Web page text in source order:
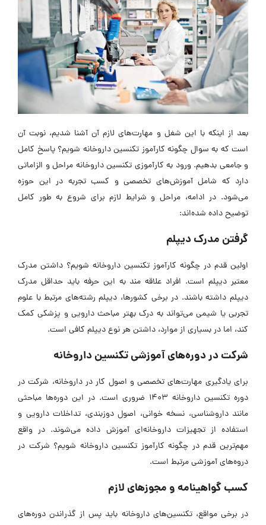
بعد از اینکه با این شغل و مهارت‌های لازم آن آشنا شدیم، نوبت آن
است که به سوال چگونه کارآموز تکنسین داروخانه شویم؟ پاسخ کامل
و جامعی بدهیم. ورود به کارآموزی تکنسین داروخانه مراحل و الزاماتی
دارد که شامل آموزش‌های تخصصی و کسب تجربه در این حوزه
می‌شود. در ادامه، مراحل و شرایط لازم برای شروع به‌ طور کامل
توضیح داده شده‌اند:
گرفتن مدرک دیپلم
اولین قدم در چگونه کارآموز تکنسین داروخانه شویم؟ داشتن مدرک
معتبر دیپلم است. افراد علاقه مند به این حرفه باید حداقل مدرک
دیپلم داشته باشند. در برخی کشورها، دیپلم رشته‌های مرتبط با علوم
تجربی یا شیمی می‌تواند به درک بهتر مباحث دارویی و پزشکی کمک
کند، اما در بسیاری از موارد، داشتن هر نوع دیپلم کافی است.
شرکت در دوره‌های آموزشی تکنسین داروخانه
برای یادگیری مهارت‌های تخصصی و اصول کار در داروخانه، شرکت در
دوره تکنسین داروخانه 1403
ضروری است. در این دوره‌ها مباحثی
مانند داروشناسی، نسخه خوانی، اصول دوزبندی، تداخلات دارویی و
استفاده از تجهیزات داروخانه‌ای آموزش داده می‌شوند. در واقع
مهم‌ترین قدم در چگونه کارآموز تکنسین داروخانه شویم؟ شرکت در
دروه‌های آموزشی مرتبط است.
کسب گواهینامه و مجوزهای لازم
در برخی مواقع، تکنسین‌های داروخانه باید پس از گذراندن دوره‌های